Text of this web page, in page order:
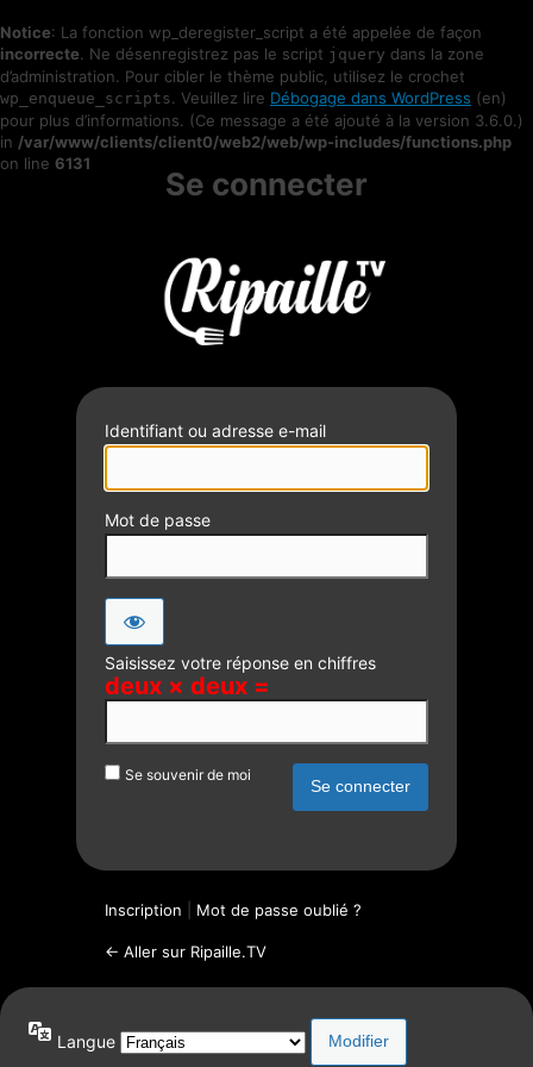
Notice: La fonction wp_deregister_script a été appelée de façon
incorrecte. Ne désenregistrez pas le script jquery dans la zone
d’administration. Pour cibler le thème public, utilisez le crochet
wp_enqueue_scripts. Veuillez lire Débogage dans WordPress (en)
pour plus d’informations. (Ce message a été ajouté à la version 3.6.0.)
in /var/www/clients/client0/web2/web/wp-includes/functions.php
on line 6131
Se connecter
Identifiant ou adresse e-mail
Mot de passe
Saisissez votre réponse en chiffres
deux × deux =
Se souvenir de moi
Inscription Mot de passe oublié ?
← Aller sur Ripaille.TV
Langue